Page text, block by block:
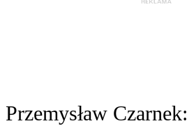
Przemysław Czarnek: